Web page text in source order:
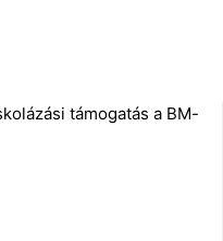
támogatás a BM-